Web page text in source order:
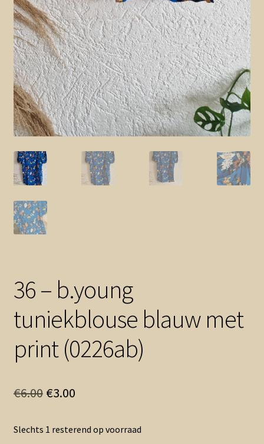
36 – b.young
tuniekblouse blauw met
print (0226ab)
€6.00 Oorspronkelijke
was:
€3.00Huidige
is:
Slechts 1 resterend op voorraad